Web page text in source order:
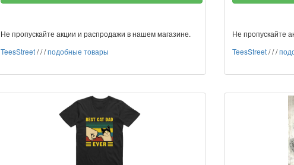
Не пропускайте акции и распродажи в нашем магазине.
TeesStreet///подобные товары
Не пропускайте
TeesStreet///